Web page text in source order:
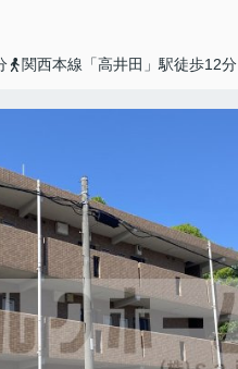
関西本線「高井田」駅徒歩12分